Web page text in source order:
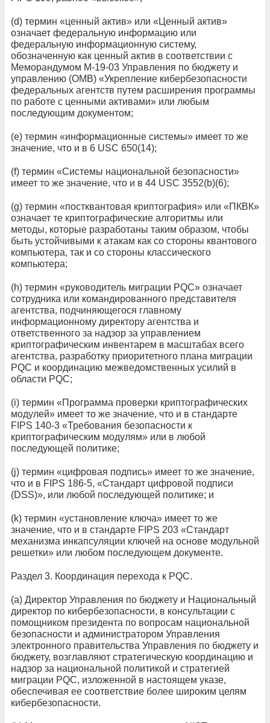
(d) термин «ценный актив» или «Ценный актив»
означает федеральную информацию или
федеральную информационную систему,
обозначенную как ценный актив в соответствии с
Меморандумом M-19-03 Управления по бюджету и
управлению (OMB) «Укрепление кибербезопасности
федеральных агентств путем расширения программы
по работе с ценными активами» или любым
последующим документом;
(e) термин «информационные системы» имеет то же
значение, что и в 6 USC 650(14);
(f) термин «Системы национальной безопасности»
имеет то же значение, что и в 44 USC 3552(b)(6);
(g) термин «постквантовая криптография» или «ПКВК»
означает те криптографические алгоритмы или
методы, которые разработаны таким образом, чтобы
быть устойчивыми к атакам как со стороны квантового
компьютера, так и со стороны классического
компьютера;
(h) термин «руководитель миграции PQC» означает
сотрудника или командированного представителя
агентства, подчиняющегося главному
информационному директору агентства и
ответственного за надзор за управлением
криптографическим инвентарем в масштабах всего
агентства, разработку приоритетного плана миграции
PQC и координацию межведомственных усилий в
области PQC;
(i) термин «Программа проверки криптографических
модулей» имеет то же значение, что и в стандарте
FIPS 140-3 «Требования безопасности к
криптографическим модулям» или в любой
последующей политике;
(j) термин «цифровая подпись» имеет то же значение,
что и в FIPS 186-5, «Стандарт цифровой подписи
(DSS)», или любой последующей политике; и
(k) термин «установление ключа» имеет то же
значение, что и в стандарте FIPS 203 «Стандарт
механизма инкапсуляции ключей на основе модульной
решетки» или любом последующем документе.
Раздел 3. Координация перехода к PQC.
(а) Директор Управления по бюджету и Национальный
директор по кибербезопасности, в консультации с
помощником президента по вопросам национальной
безопасности и администратором Управления
электронного правительства Управления по бюджету и
бюджету, возглавляют стратегическую координацию и
надзор за национальной политикой и стратегией
миграции PQC, изложенной в настоящем указе,
обеспечивая ее соответствие более широким целям
кибербезопасности.